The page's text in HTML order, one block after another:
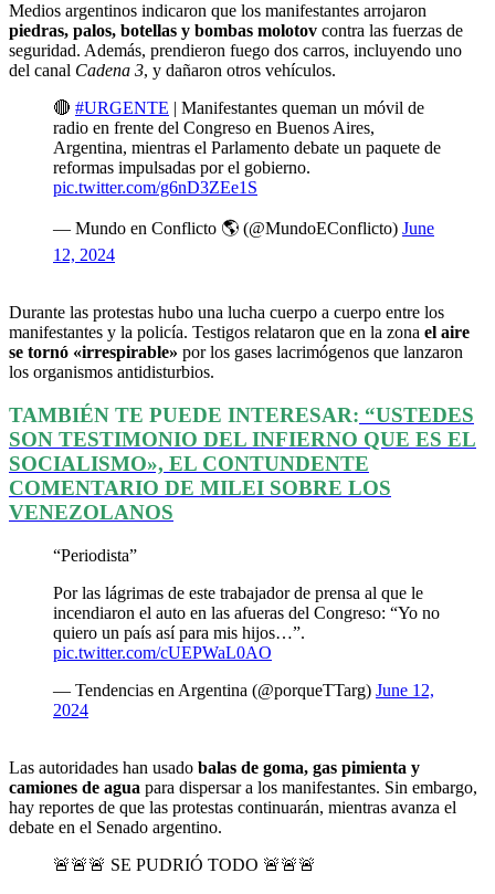
Medios argentinos indicaron que los manifestantes arrojaron
piedras, palos, botellas y bombas molotov contra las fuerzas de
seguridad. Además, prendieron fuego dos carros, incluyendo uno
del canal Cadena 3, y dañaron otros vehículos.
🔴 #URGENTE | Manifestantes queman un móvil de
radio en frente del Congreso en Buenos Aires,
Argentina, mientras el Parlamento debate un paquete de
reformas impulsadas por el gobierno.
pic.twitter.com/g6nD3ZEe1S
— Mundo en Conflicto 🌎 (@MundoEConflicto) June
12, 2024
Durante las protestas hubo una lucha cuerpo a cuerpo entre los
manifestantes y la policía. Testigos relataron que en la zona el aire
se tornó «irrespirable» por los gases lacrimógenos que lanzaron
los organismos antidisturbios.
TAMBIÉN TE PUEDE INTERESAR: “USTEDES
SON TESTIMONIO DEL INFIERNO QUE ES EL
SOCIALISMO», EL CONTUNDENTE
COMENTARIO DE MILEI SOBRE LOS
VENEZOLANOS
“Periodista”
Por las lágrimas de este trabajador de prensa al que le
incendiaron el auto en las afueras del Congreso: “Yo no
quiero un país así para mis hijos…”.
pic.twitter.com/cUEPWaL0AO
— Tendencias en Argentina (@porqueTTarg) June 12,
2024
Las autoridades han usado balas de goma, gas pimienta y
camiones de agua para dispersar a los manifestantes. Sin embargo,
hay reportes de que las protestas continuarán, mientras avanza el
debate en el Senado argentino.
🚨🚨🚨 SE PUDRIÓ TODO 🚨🚨🚨